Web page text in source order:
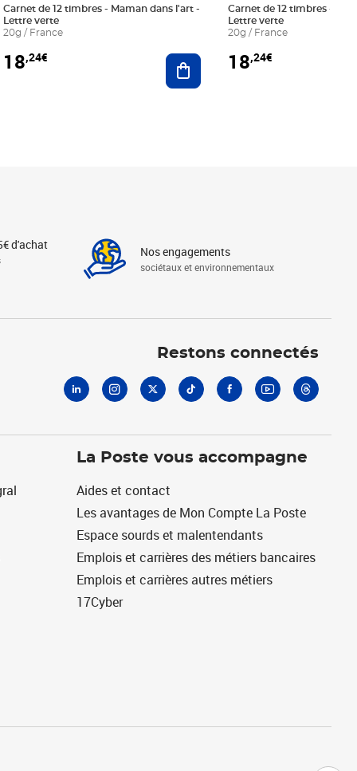
au panier
Carnet de 12 timbres - Maman dans l'art -
Lettre verte
20g / France
18,24€ Ajouter au panier
Carnet de 12 timbres - Le
Lettre verte
20g / France
18,24€
d'achat Nos engagements
sociétaux et environnementaux
Restons connectés
La Poste vous accompagne
Aides et contact
Les avantages de Mon Compte La Poste
Espace sourds et malentendants
Emplois et carrières des métiers bancaires
Emplois et carrières autres métiers
17Cyber